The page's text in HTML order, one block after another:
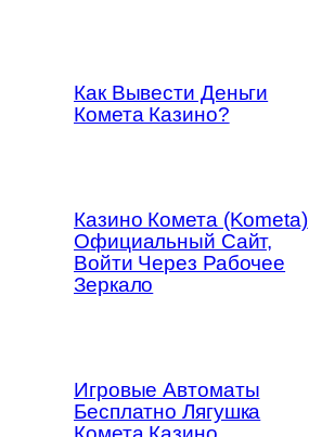
Как Вывести Деньги
Комета Казино?
Казино Комета (Kometa)
Официальный Сайт,
Войти Через Рабочее
Зеркало
Игровые Автоматы
Бесплатно Лягушка